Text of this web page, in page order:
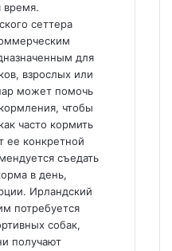
время.
сеттера
для
взрослых или
может помочь
чтобы
часто кормить
ее конкретной
съедать
в день,
Ирландский
потребуется
собак,
получают